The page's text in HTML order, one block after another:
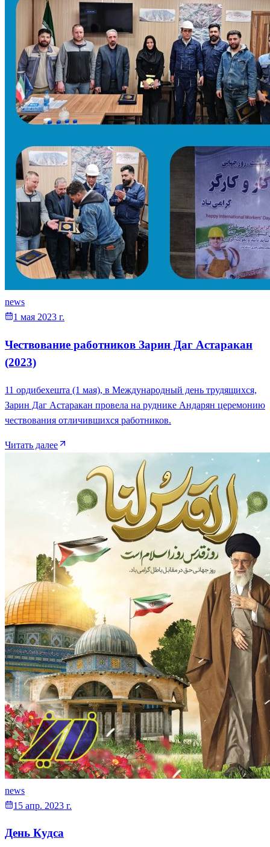
news
1 мая 2023 г.
Чествование работников Зарин Даг Астаракан
(2023)
11 ордибехешта (1 мая), в Международный день трудящихся,
Зарин Даг Астаракан провела на руднике Андарян церемонию
чествования отличившихся работников.
Читать далее
news
15 апр. 2023 г.
День Кудса